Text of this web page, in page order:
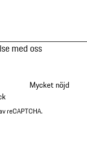
med oss
Mycket nöjd
reCAPTCHA.